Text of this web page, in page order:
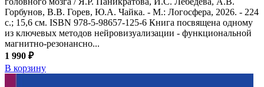
Горбунов, В.В. Горев, Ю.А. Чайка. - М.: Логосфера, 2026. - 224
с.; 15,6 см. ISBN 978-5-98657-125-6 Книга посвящена одному
из ключевых методов нейровизуализации - функциональной
магнитно-резонансно...
1 990 ₽
В корзину